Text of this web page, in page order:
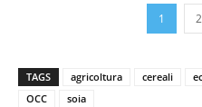
1 2
TAGS agricoltura cereali
OCC
soia